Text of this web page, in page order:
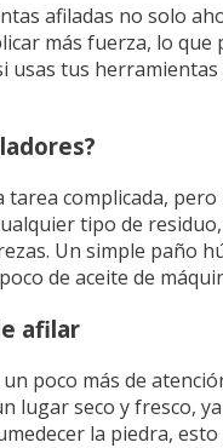
afiladas no solo
más fuerza, lo que
usas tus
complicada,
tipo de
Un simple paño
de aceite de
afilar
poco más de
lugar seco y fresco,
la piedra,